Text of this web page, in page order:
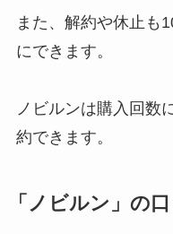
また、解約や休止も
にできます。
ノビルンは購入回数
約できます。
「ノビルン」の